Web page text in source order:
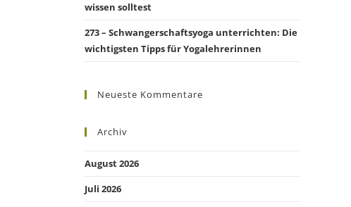
wissen solltest
273 – Schwangerschaftsyoga unterrichten: Die
wichtigsten Tipps für Yogalehrerinnen
Neueste Kommentare
Archiv
August 2026
Juli 2026